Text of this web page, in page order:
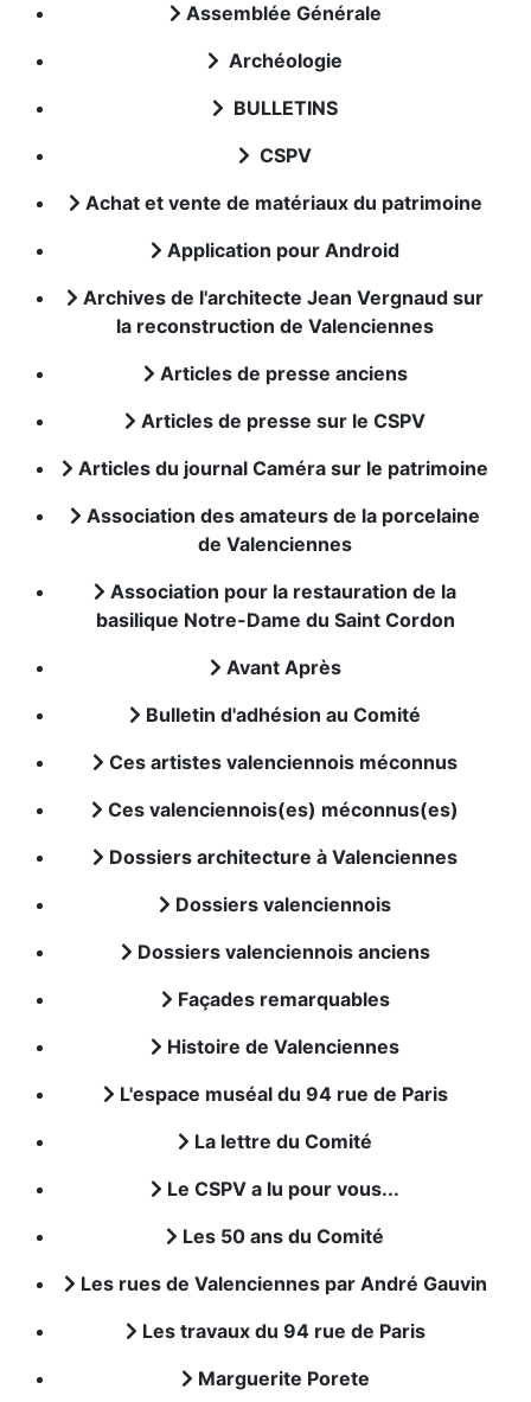
Assemblée Générale
Archéologie
BULLETINS
CSPV
Achat et vente de matériaux du patrimoine
Application pour Android
Archives de l'architecte Jean Vergnaud sur
la reconstruction de Valenciennes
Articles de presse anciens
Articles de presse sur le CSPV
Articles du journal Caméra sur le patrimoine
Association des amateurs de la porcelaine
de Valenciennes
Association pour la restauration de la
basilique Notre-Dame du Saint Cordon
Avant Après
Bulletin d'adhésion au Comité
Ces artistes valenciennois méconnus
Ces valenciennois(es) méconnus(es)
Dossiers architecture à Valenciennes
Dossiers valenciennois
Dossiers valenciennois anciens
Façades remarquables
Histoire de Valenciennes
L'espace muséal du 94 rue de Paris
La lettre du Comité
Le CSPV a lu pour vous...
Les 50 ans du Comité
Les rues de Valenciennes par André Gauvin
Les travaux du 94 rue de Paris
Marguerite Porete